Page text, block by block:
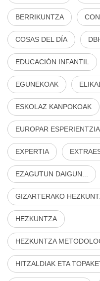
BERRIKUNTZA
COSAS DEL DÍA
EDUCACIÓN INFANTIL
EGUNEKOAK
ESKOLAZ KANPOKOAK
EUROPAR
EXPERTIA
EZAGUTUN DAIGUN...
GIZARTERAKO
HEZKUNTZA
HEZKUNTZA
HITZALDIAK ETA